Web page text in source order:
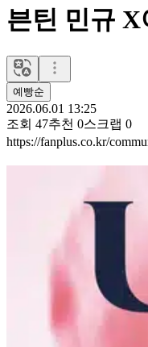
븐틴 민규 X
예빵순
2026.06.01 13:25
조회 47추천 0스크랩 0
https://fanplus.co.kr/